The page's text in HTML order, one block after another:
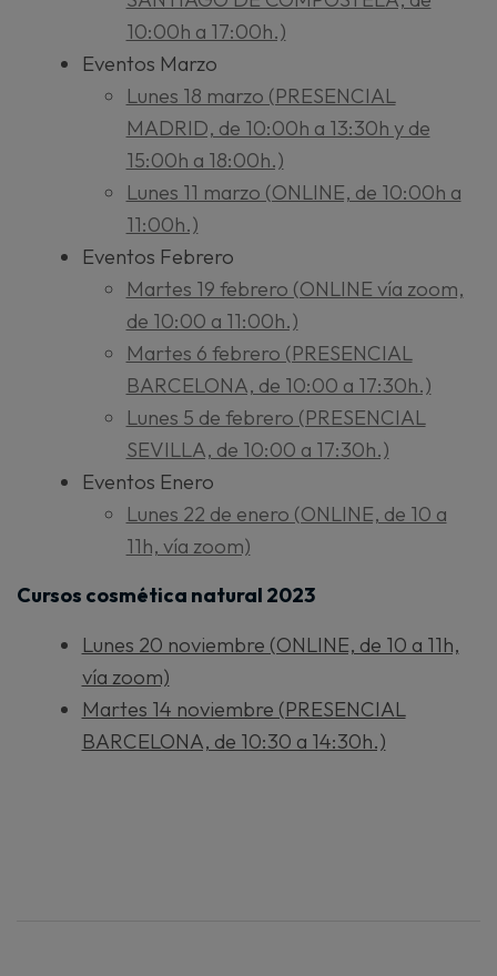
10:00h a 17:00h.)
Eventos Marzo
Lunes 18 marzo (PRESENCIAL
MADRID, de 10:00h a 13:30h y de
15:00h a 18:00h.)
Lunes 11 marzo (ONLINE, de 10:00h a
11:00h.)
Eventos Febrero
Martes 19 febrero (ONLINE vía zoom,
de 10:00 a 11:00h.)
Martes 6 febrero (PRESENCIAL
BARCELONA, de 10:00 a 17:30h.)
Lunes 5 de febrero (PRESENCIAL
SEVILLA, de 10:00 a 17:30h.)
Eventos Enero
Lunes 22 de enero (ONLINE, de 10 a
11h, vía zoom)
Cursos cosmética natural 2023
Lunes 20 noviembre (ONLINE, de 10 a 11h,
vía zoom)
Martes 14 noviembre (PRESENCIAL
BARCELONA, de 10:30 a 14:30h.)